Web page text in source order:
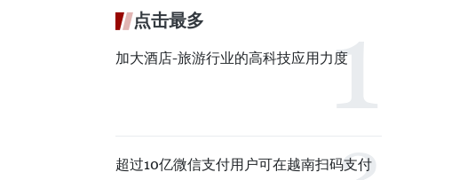
点击最多
加大酒店-旅游行业的高科技应用力度
超过10亿微信支付用户可在越南扫码支付